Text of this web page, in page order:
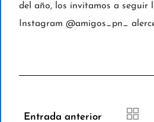
del año, los invitamos a seguir
Instagram @amigos_pn_
Entrada anterior